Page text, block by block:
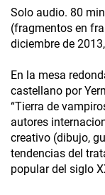
Solo audio. 80
(fragmentos en
diciembre de
En la mesa
castellano por
“Tierra de
autores
creativo (dibujo,
tendencias del
popular del siglo